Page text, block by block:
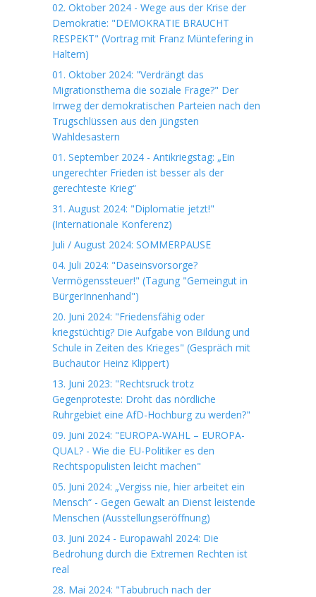
02. Oktober 2024 - Wege aus der Krise der
Demokratie: "DEMOKRATIE BRAUCHT
RESPEKT" (Vortrag mit Franz Müntefering in
Haltern)
01. Oktober 2024: "Verdrängt das
Migrationsthema die soziale Frage?" Der
Irrweg der demokratischen Parteien nach den
Trugschlüssen aus den jüngsten
Wahldesastern
01. September 2024 - Antikriegstag: „Ein
ungerechter Frieden ist besser als der
gerechteste Krieg“
31. August 2024: "Diplomatie jetzt!"
(Internationale Konferenz)
Juli / August 2024: SOMMERPAUSE
04. Juli 2024: "Daseinsvorsorge?
Vermögenssteuer!" (Tagung "Gemeingut in
BürgerInnenhand")
20. Juni 2024: "Friedensfähig oder
kriegstüchtig? Die Aufgabe von Bildung und
Schule in Zeiten des Krieges" (Gespräch mit
Buchautor Heinz Klippert)
13. Juni 2023: "Rechtsruck trotz
Gegenproteste: Droht das nördliche
Ruhrgebiet eine AfD-Hochburg zu werden?"
09. Juni 2024: "EUROPA-WAHL – EUROPA-
QUAL? - Wie die EU-Politiker es den
Rechtspopulisten leicht machen"
05. Juni 2024: „Vergiss nie, hier arbeitet ein
Mensch“ - Gegen Gewalt an Dienst leistende
Menschen (Ausstellungseröffnung)
03. Juni 2024 - Europawahl 2024: Die
Bedrohung durch die Extremen Rechten ist
real
28. Mai 2024: "Tabubruch nach der